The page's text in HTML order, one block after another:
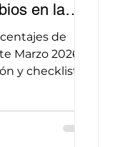
en la
del IVA en
de
Marzo 2026:
y checklist